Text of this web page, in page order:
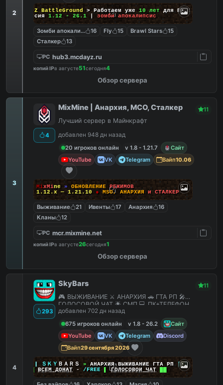
2 DayZ BattleGround > Работаем уже 10 лет для Вас!
Версия 1.12 - 26.1 | зомби апокалипсис
Зомби апокалипсис16 Fly 15 Brawl Stars
15
Сталкер
13
PC hub3.mcdayz.ru
копий IPв августе51сегодня4
Обзор сервера
3
4
MixMine | Анархия, МСО, Сталкер 11
Лучший сервер в Майнкрафт
добавлен 948 дн назад
20 игроков онлайн
v 1.8 - 1.21.7
Сайт
YouTube
VK Telegram Вайп10.06
MixMine » ОБНОВЛЕНИЕ РЕЖИМОВ
1.12.x — 1.21.10
● MSO, АНАРХИЯ и СТАЛКЕР
Выживание 21 Ивенты 17 Анархия
16
Кланы
12
PC mcr.mixmine.net
копий IPв августе26сегодня1
Обзор сервера
4
293
SkyBars 11
🎮 ВЫЖИВАНИЕ ⚔️ АНАРХИЯ 🚗 ГТА РП 🎤
ГОЛОСОВОЙ ЧАТ 🌟 СМП 💻 ПК+ТЕЛЕФОН
добавлен 702 дн назад
675 игроков онлайн
v 1.8 - 26.2
Сайт
YouTube
VK Telegram
Discord
Вайп29 сентября 2026
ＳＫＹ ＢＡＲＳ » АНАРХИЯ ВЫЖИВАНИЕ ГТА РП |||
ВСЕМ ДОНАТ- /FREE ▌ГОЛОСОВОЙ ЧАТ